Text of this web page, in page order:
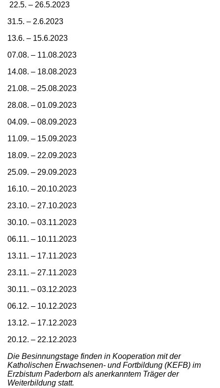
22.5. – 26.5.2023
31.5. – 2.6.2023
13.6. – 15.6.2023
07.08. – 11.08.2023
14.08. – 18.08.2023
21.08. – 25.08.2023
28.08. – 01.09.2023
04.09. – 08.09.2023
11.09. – 15.09.2023
18.09. – 22.09.2023
25.09. – 29.09.2023
16.10. – 20.10.2023
23.10. – 27.10.2023
30.10. – 03.11.2023
06.11. – 10.11.2023
13.11. – 17.11.2023
23.11. – 27.11.2023
30.11. – 03.12.2023
06.12. – 10.12.2023
13.12. – 17.12.2023
20.12. – 22.12.2023
Die Besinnungstage finden in Kooperation mit der
Katholischen Erwachsenen- und Fortbildung (KEFB) im
Erzbistum Paderborn als anerkanntem Träger der
Weiterbildung statt.